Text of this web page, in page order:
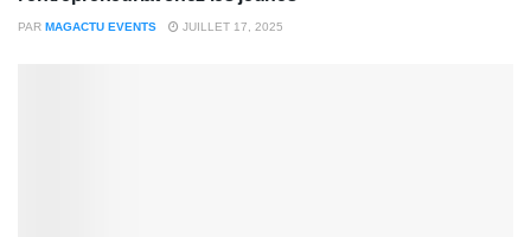
PAR MAGACTU EVENTS JUILLET 17, 2025